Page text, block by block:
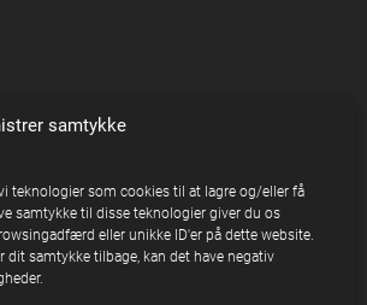
samtykke
teknologier som cookies til at lagre og/eller få
samtykke til disse teknologier giver du os
eller unikke ID'er på dette website.
samtykke tilbage, kan det have negativ